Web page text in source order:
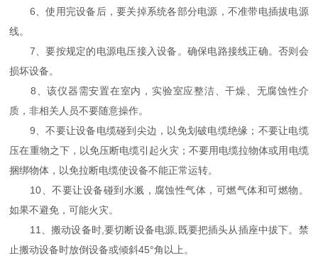
6、使用完设备后，要关掉系统各部分电源，不准带电插拔电源
线。
7、要按规定的电源电压接入设备。确保电路接线正确。否则会
损坏设备。
8、该仪器需安置在室内，实验室应整洁、干燥、无腐蚀性介
质，非相关人员不要随意操作。
9、不要让设备电缆碰到尖边，以免划破电缆绝缘；不要让电缆
压在重物之下，以免压断电缆引起火灾；不要用电缆拉物体或用电缆
捆绑物体，以免拉断电缆使设备不能正常运转。
10、不要让设备碰到水溅，腐蚀性气体，可燃气体和可燃物。
如果不避免，可能火灾。
11、搬动设备时,要切断设备电源,既要把插头从插座中拔下。禁
止搬动设备时放倒设备或倾斜45°角以上。